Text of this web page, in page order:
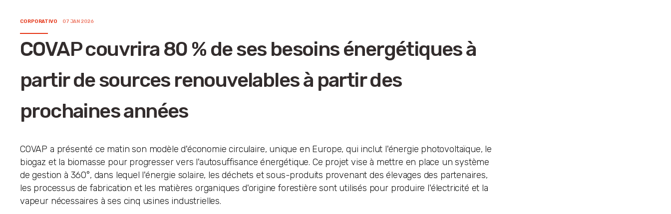
CORPORATIVO 07 JAN 2026
COVAP couvrira 80 % de ses besoins énergétiques à
partir de sources renouvelables à partir des
prochaines années
COVAP a présenté ce matin son modèle d'économie circulaire, unique en Europe, qui inclut l'énergie photovoltaïque, le
biogaz et la biomasse pour progresser vers l'autosuffisance énergétique. Ce projet vise à mettre en place un système
de gestion à 360°, dans lequel l'énergie solaire, les déchets et sous-produits provenant des élevages des partenaires,
les processus de fabrication et les matières organiques d'origine forestière sont utilisés pour produire l'électricité et la
vapeur nécessaires à ses cinq usines industrielles.